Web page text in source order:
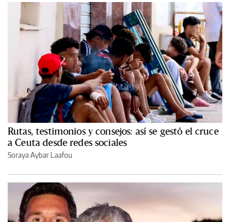
Rutas, testimonios y consejos: así se gestó el cruce
a Ceuta desde redes sociales
Soraya Aybar Laafou